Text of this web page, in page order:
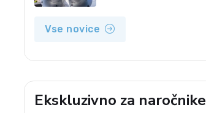
Vse novice
Ekskluzivno za naročnike